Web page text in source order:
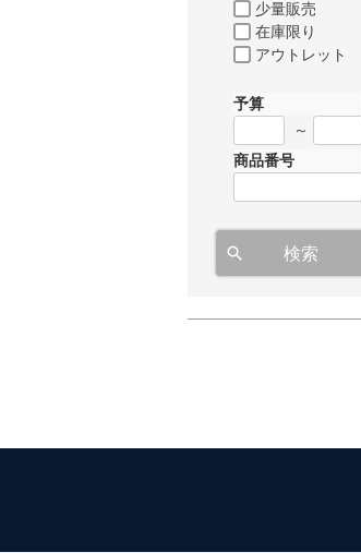
少量販売
在庫限り
アウトレット
予算
～
商品番号
検索